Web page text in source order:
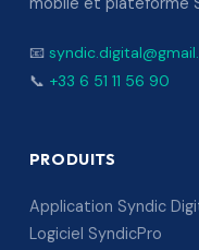
📧
📞 +33 6 51 11 56 90
PRODUITS
Application Syndic
Logiciel SyndicPro